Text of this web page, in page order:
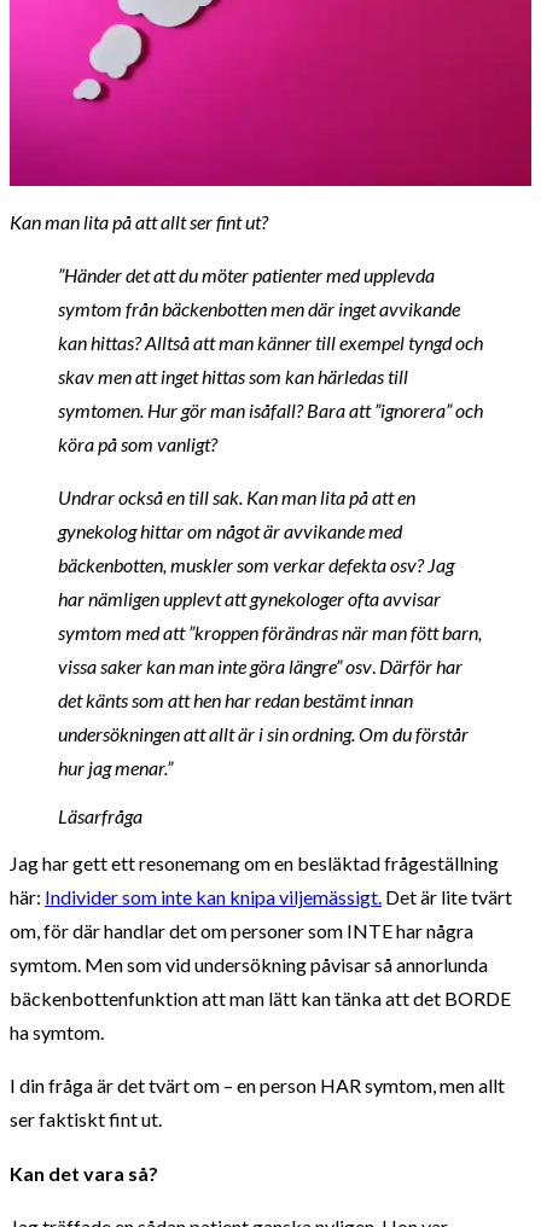
Kan man lita på att allt ser fint ut?
”Händer det att du möter patienter med upplevda
symtom från bäckenbotten men där inget avvikande
kan hittas? Alltså att man känner till exempel tyngd och
skav men att inget hittas som kan härledas till
symtomen. Hur gör man isåfall? Bara att ”ignorera” och
köra på som vanligt?
Undrar också en till sak. Kan man lita på att en
gynekolog hittar om något är avvikande med
bäckenbotten, muskler som verkar defekta osv? Jag
har nämligen upplevt att gynekologer ofta avvisar
symtom med att ”kroppen förändras när man fött barn,
vissa saker kan man inte göra längre” osv. Därför har
det känts som att hen har redan bestämt innan
undersökningen att allt är i sin ordning. Om du förstår
hur jag menar.”
Läsarfråga
Jag har gett ett resonemang om en besläktad frågeställning
här: Individer som inte kan knipa viljemässigt. Det är lite tvärt
om, för där handlar det om personer som INTE har några
symtom. Men som vid undersökning påvisar så annorlunda
bäckenbottenfunktion att man lätt kan tänka att det BORDE
ha symtom.
I din fråga är det tvärt om – en person HAR symtom, men allt
ser faktiskt fint ut.
Kan det vara så?